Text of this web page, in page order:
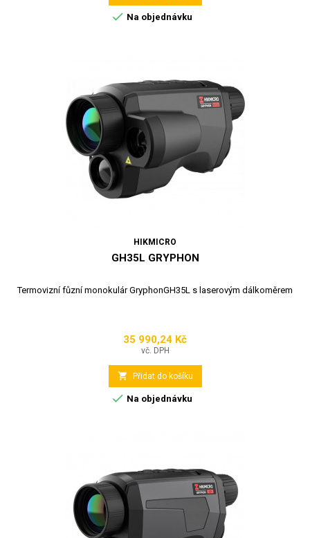
 Na objednávku
HIKMICRO
GH35L GRYPHON
Termovizní fůzní monokulár GryphonGH35L s laserovým dálkoměrem
Cena
35 990,24 Kč
vč. DPH
 Přidat do košíku
 Na objednávku